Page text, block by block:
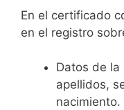
En el certificado
en el registro
Datos de la
apellidos,
nacimiento.